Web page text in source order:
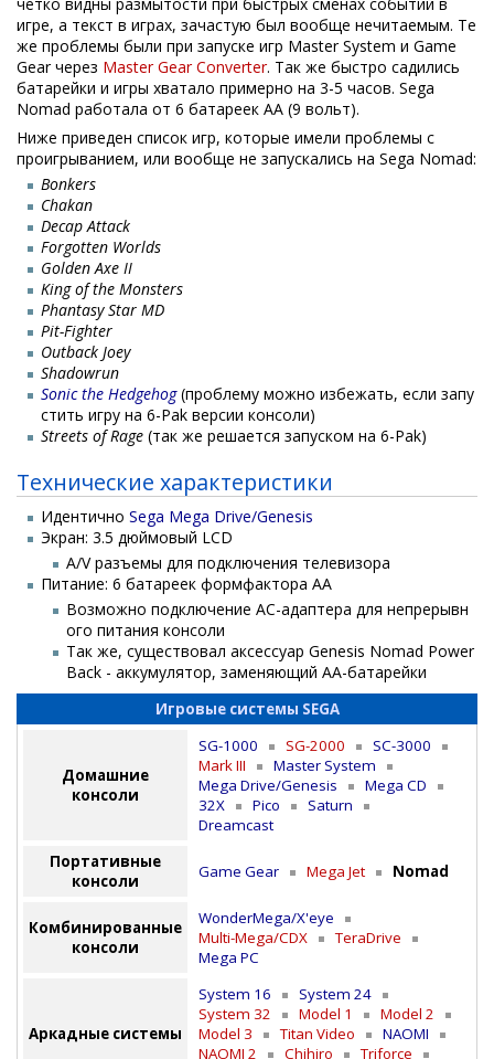
игре, а текст в играх, зачастую был вообще нечитаемым. Те
же проблемы были при запуске игр Master System и Game
Gear через Master Gear Converter. Так же быстро садились
батарейки и игры хватало примерно на 3-5 часов. Sega
Nomad работала от 6 батареек АА (9 вольт).
Ниже приведен список игр, которые имели проблемы с
проигрыванием, или вообще не запускались на Sega Nomad:
Bonkers
Chakan
Decap Attack
Forgotten Worlds
Golden Axe II
King of the Monsters
Phantasy Star MD
Pit-Fighter
Outback Joey
Shadowrun
Sonic the Hedgehog(проблему можно избежать, если запу
стить игру на 6-Pak версии консоли)
Streets of Rage (так же решается запуском на 6-Pak)
Технические характеристики
ИдентичноSega Mega Drive/Genesis
Экран: 3.5 дюймовый LCD
A/V разъемы для подключения телевизора
Питание: 6 батареек формфактора АА
Возможно подключение AC-адаптера для непрерывн
ого питания консоли
Так же, существовал аксессуар Genesis Nomad Power
Back - аккумулятор, заменяющий АА-батарейки
Игровые системы SEGA
Домашние
консоли
SG-1000 SG-2000
SC-3000
Mark III
Master System
Mega Drive/Genesis
Mega CD
32X
Pico
Saturn
Dreamcast
Портативные
консоли
Game Gear Mega Jet Nomad
Комбинированные
консоли
WonderMega/X'eye
Multi-Mega/CDX
TeraDrive
Mega PC
Аркадные системы
System 16
System 24
System 32
Model 1
Model 2
Model 3
Titan Video
NAOMI
NAOMI 2
Chihiro Triforce